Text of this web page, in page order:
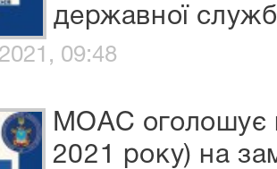
державної
09:48
МОАС оголошує
2021 року) на